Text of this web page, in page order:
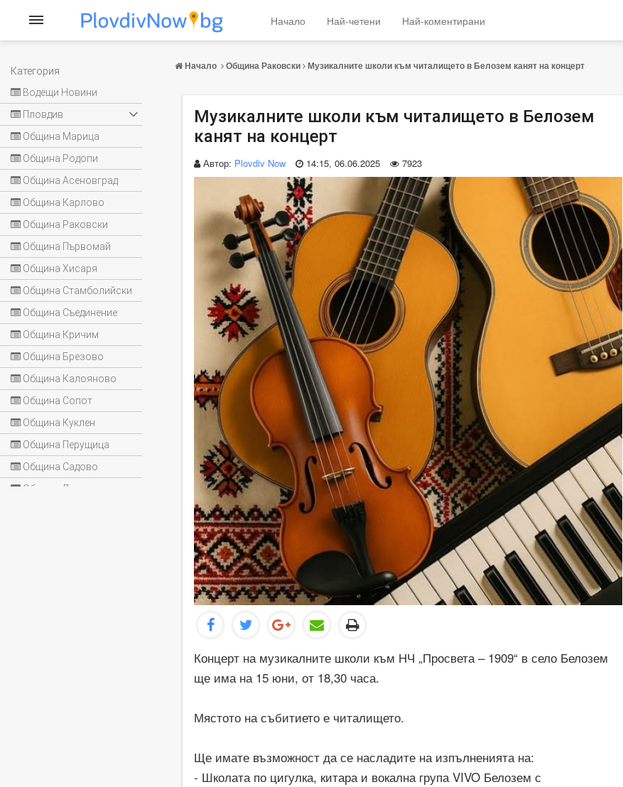
Категория
Водещи Новини
Пловдив
Община Марица
Община Родопи
Община Асеновград
Община Карлово
Община Раковски
Община Първомай
Община Хисаря
Община Стамболийски
Община Съединение
Община Кричим
Община Брезово
Община Калояново
Община Сопот
Община Куклен
Община Перущица
Община Садово
Община Лъки
Начало Най-четени Най-коментирани
Начало Община Раковски Музикалните школи към читалището в Белозем канят на концерт
Музикалните школи към читалището в Белозем
канят на концерт
Автор: Plovdiv Now 14:15, 06.06.2025 7923
Концерт на музикалните школи към НЧ „Просвета – 1909“ в село Белозем
ще има на 15 юни, от 18,30 часа.
Мястото на събитието е читалището.
Ще имате възможност да се насладите на изпълненията на:
- Школата по цигулка, китара и вокална група VIVO Белозем с